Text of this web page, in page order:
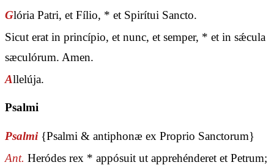
Glória Patri, et Fílio, * et Spirítui Sancto.
Sicut erat in princípio, et nunc, et semper, * et in sǽcula
sæculórum. Amen.
Allelúja.
Psalmi
Psalmi {Psalmi & antiphonæ ex Proprio Sanctorum}
Ant. Heródes rex * appósuit ut apprehénderet et Petrum;